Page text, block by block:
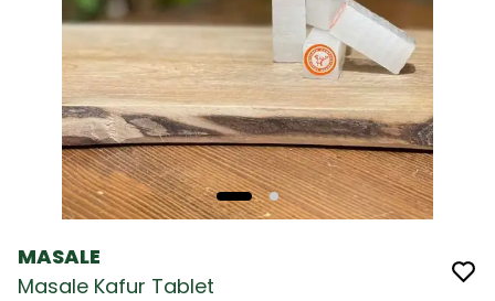
MASALE
Masale Kafur Tablet